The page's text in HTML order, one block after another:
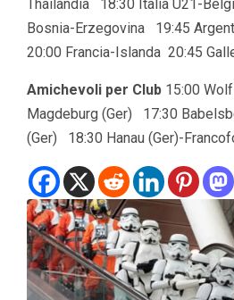
Thailandia 18:30 Italia U21-
Bosnia-Erzegovina 19:45
20:00 Francia-Islanda 20:45
Amichevoli per Club 15:00
Magdeburg (Ger) 17:30
(Ger) 18:30 Hanau (Ger)-